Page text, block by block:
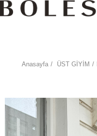
Anasayfa ÜST GİYİM